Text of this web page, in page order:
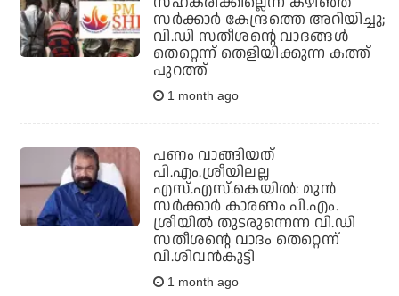
സര്‍ക്കാര്‍ കേന്ദ്രത്തെ അറിയിച്ചു;
വി.ഡി സതീശന്റെ വാദങ്ങള്‍
തെറ്റെന്ന് തെളിയിക്കുന്ന കത്ത്
പുറത്ത്
1 month ago
പണം വാങ്ങിയത്
പി.എം.ശ്രീയിലല്ല
എസ്.എസ്.കെയില്‍: മുന്‍
സര്‍ക്കാര്‍ കാരണം പി.എം.
ശ്രീയില്‍ തുടരുന്നെന്ന വി.ഡി
സതീശന്റെ വാദം തെറ്റെന്ന്
വി.ശിവന്‍കുട്ടി
1 month ago